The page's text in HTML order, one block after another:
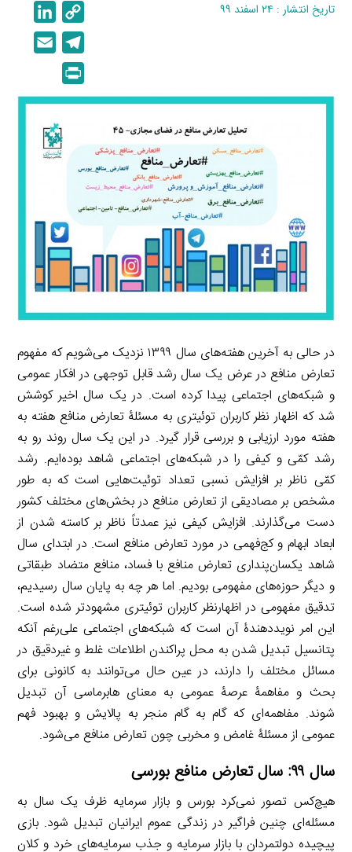
تاریخ انتشار : ۲۴ اسفند ۹۹
o
p
y
L
n
i
n
e
e
l
e
g
r
i
r
n
t
در حالی به آخرین هفته‌های سال ۱۳۹۹ نزدیک می‌شویم که مفهوم
تعارض منافع در عرض یک سال رشد قابل توجهی در افکار عمومی
و شبکه‌های اجتماعی پیدا کرده است. در یک سال اخیر کوشش
شد که اظهار نظر کاربران توئیتری به مسئلۀ تعارض منافع هفته به
هفته مورد ارزیابی و بررسی قرار گیرد. در این یک سال روند رو به
رشد کمّی و کیفی را در شبکه‌های اجتماعی شاهد بوده‌ایم. رشد
کمّی ناظر بر افزایش نسبی تعداد توئیت‌هایی است که به طور
مشخص بر مصادیقی از تعارض منافع در بخش‌های مختلف کشور
دست می‌گذارند. افزایش کیفی نیز عمدتاً ناظر بر کاسته شدن از
ابعاد ابهام و کج‌فهمی در مورد تعارض منافع است. در ابتدای سال
شاهد یکسان‌پنداری تعارض منافع با فساد، منافع متضاد طبقاتی
و دیگر حوزه‌های مفهومی بودیم. اما هر چه به پایان سال رسیدیم،
تدقیق مفهومی در اظهارنظر کاربران توئیتری مشهودتر شده است.
این امر نویددهندۀ آن است که شبکه‌های اجتماعی علی‌رغم آنکه
پتانسیل تبدیل شدن به محل پراکندن اطلاعات غلط و غیردقیق در
مسائل مختلف را دارند، در عین حال می‌توانند به کانونی برای
بحث و مفاهمۀ عرصۀ عمومی به معنای هابرماسی آن تبدیل
شوند. مفاهمه‌ای که گام به گام منجر به پالایش و بهبود فهم
عمومی از مسئلۀ غامض و مخربی چون تعارض منافع می‌شود.
سال ۹۹: سال تعارض منافع بورسی
هیچ‌کس تصور نمی‌کرد بورس و بازار سرمایه ظرف یک سال به
مسئله‌ای چنین فراگیر در زندگی عموم ایرانیان تبدیل شود. بازی
پیچیده دولتمردان با بازار سرمایه و جذب سرمایه‌های خرد و کلان